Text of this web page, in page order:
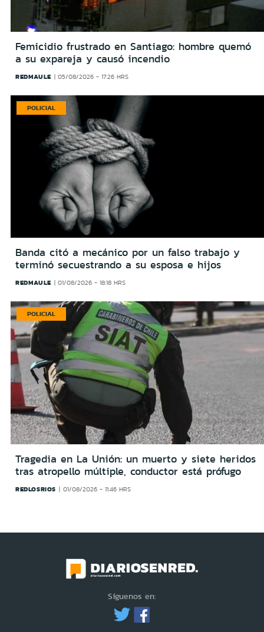
Femicidio frustrado en Santiago: hombre quemó
a su expareja y causó incendio
REDMAULE 05/08/2026 - 17:26 HRS
POLICIAL
Banda citó a mecánico por un falso trabajo y
terminó secuestrando a su esposa e hijos
REDMAULE 01/08/2026 - 18:18 HRS
POLICIAL
Tragedia en La Unión: un muerto y siete heridos
tras atropello múltiple, conductor está prófugo
REDLOSRIOS 01/08/2026 - 11:46 HRS
Síguenos en: